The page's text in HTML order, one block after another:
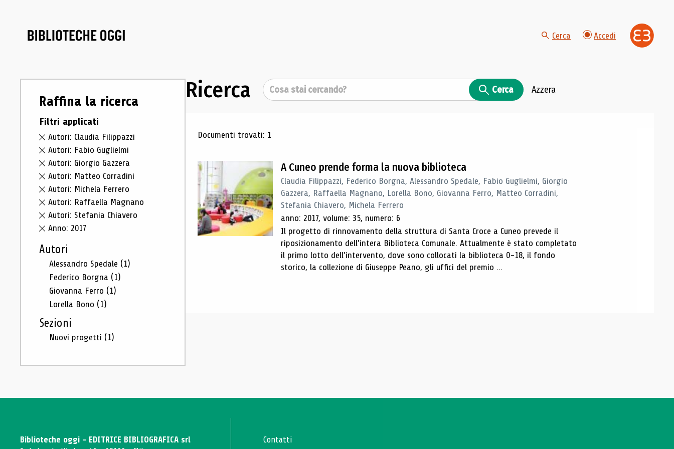
Cerca Accedi
Raffina la ricerca
Filtri applicati
Autori: Claudia Filippazzi
Autori: Fabio Guglielmi
Autori: Giorgio Gazzera
Autori: Matteo Corradini
Autori: Michela Ferrero
Autori: Raffaella Magnano
Autori: Stefania Chiavero
Anno: 2017
Autori
Alessandro Spedale (1)
Federico Borgna (1)
Giovanna Ferro (1)
Lorella Bono (1)
Sezioni
Nuovi progetti (1)
Ricerca Cerca Cerca Azzera
Risultati di ricerca
Documenti trovati: 1
A Cuneo prende forma la nuova biblioteca
Claudia Filippazzi, Federico Borgna, Alessandro Spedale, Fabio Guglielmi, Giorgio
Gazzera, Raffaella Magnano, Lorella Bono, Giovanna Ferro, Matteo Corradini,
Stefania Chiavero, Michela Ferrero
anno: 2017, volume: 35, numero: 6
Il progetto di rinnovamento della struttura di Santa Croce a Cuneo prevede il
riposizionamento dell'intera Biblioteca Comunale. Attualmente è stato completato
il primo lotto dell'intervento, dove sono collocati la biblioteca 0-18, il fondo
storico, la collezione di Giuseppe Peano, gli uffici del premio ...
Biblioteche oggi - EDITRICE BIBLIOGRAFICA srl
Contatti